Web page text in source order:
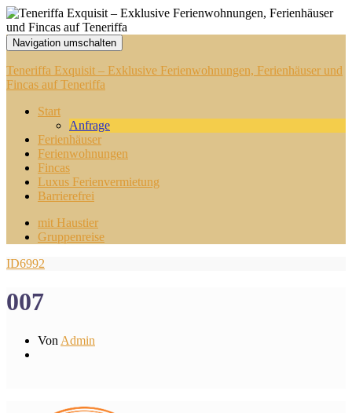
Navigation umschalten
Teneriffa Exquisit – Exklusive Ferienwohnungen, Ferienhäuser und
Fincas auf Teneriffa
Start
Anfrage
Ferienhäuser
Ferienwohnungen
Fincas
Luxus Ferienvermietung
Barrierefrei
mit Haustier
Gruppenreise
ID6992
007
Von Admin